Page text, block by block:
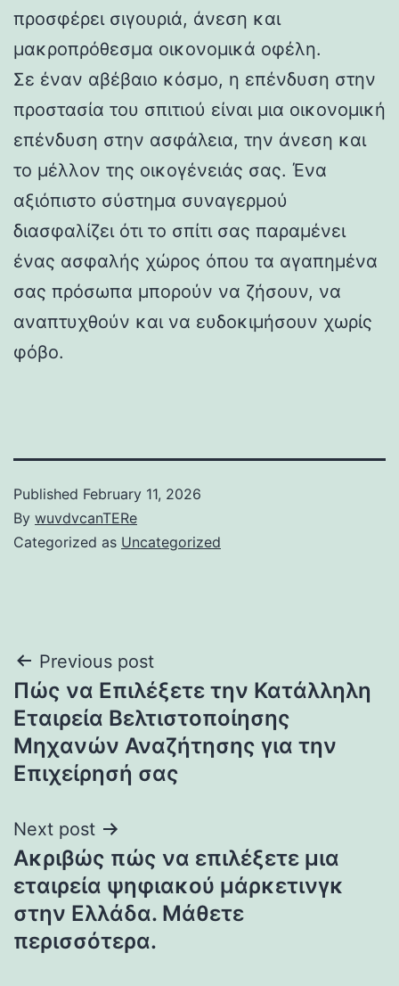
προσφέρει σιγουριά, άνεση και
μακροπρόθεσμα οικονομικά οφέλη.
Σε έναν αβέβαιο κόσμο, η επένδυση στην
προστασία του σπιτιού είναι μια οικονομική
επένδυση στην ασφάλεια, την άνεση και
το μέλλον της οικογένειάς σας. Ένα
αξιόπιστο σύστημα συναγερμού
διασφαλίζει ότι το σπίτι σας παραμένει
ένας ασφαλής χώρος όπου τα αγαπημένα
σας πρόσωπα μπορούν να ζήσουν, να
αναπτυχθούν και να ευδοκιμήσουν χωρίς
φόβο.
Published February 11, 2026
By wuvdvcanTERe
Categorized as Uncategorized
Post
navigation
Previous post
Πώς να Επιλέξετε την Κατάλληλη
Εταιρεία Βελτιστοποίησης
Μηχανών Αναζήτησης για την
Επιχείρησή σας
Next post
Ακριβώς πώς να επιλέξετε μια
εταιρεία ψηφιακού μάρκετινγκ
στην Ελλάδα. Μάθετε
περισσότερα.